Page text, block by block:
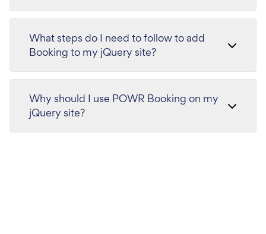
What steps do I need to follow to add
Booking to my jQuery site?
Why should I use POWR Booking on my
jQuery site?